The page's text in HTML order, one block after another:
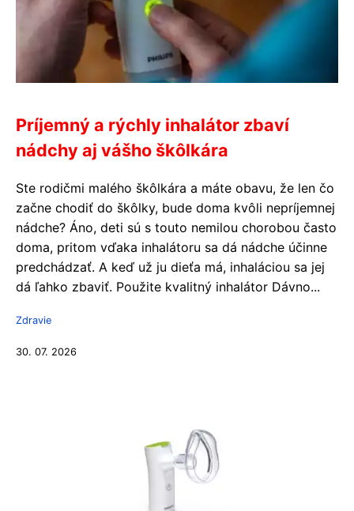
Príjemný a rýchly inhalátor zbaví
nádchy aj vášho škôlkára
Ste rodičmi malého škôlkára a máte obavu, že len čo
začne chodiť do škôlky, bude doma kvôli nepríjemnej
nádche? Áno, deti sú s touto nemilou chorobou často
doma, pritom vďaka inhalátoru sa dá nádche účinne
predchádzať. A keď už ju dieťa má, inhaláciou sa jej
dá ľahko zbaviť. Použite kvalitný inhalátor Dávno...
Zdravie
30. 07. 2026